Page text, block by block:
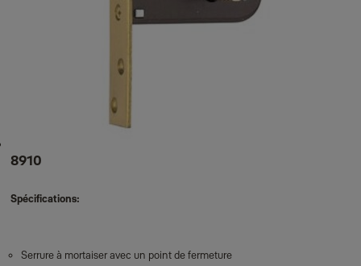
8910
Spécifications:
Serrure à mortaiser avec un point de fermeture